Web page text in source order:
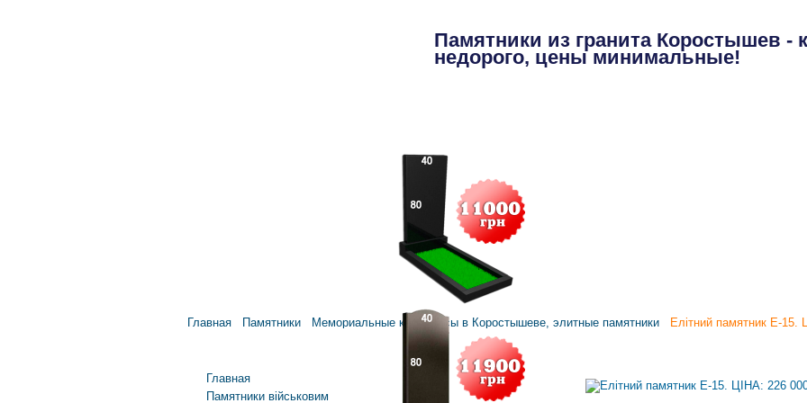
Памятники из гранита Коростышев -
недорого, цены минимальные!
Главная Памятники Мемориальные комплексы в Коростышеве, элитные памятники Елітний памятник E-15.
Главная
Памятники військовим